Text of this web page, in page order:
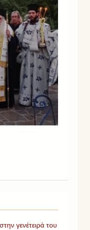
γενέτειρά του